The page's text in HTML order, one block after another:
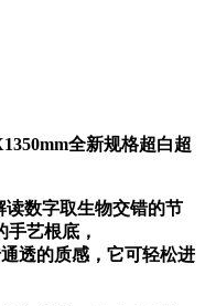
全新规格超白超
数字取生物交错的节
艺根底，
透的质感，它可轻松进